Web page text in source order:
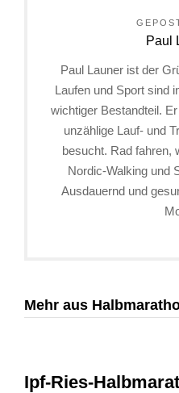
Paul
Paul Launer ist der
Laufen und Sport sind
wichtiger Bestandteil.
unzählige Lauf- und
besucht. Rad fahren,
Nordic-Walking und
Ausdauernd und
Mehr aus
Ipf-Ries-